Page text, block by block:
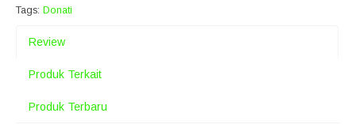
Tags: Donati
Review
Produk Terkait
Produk Terbaru